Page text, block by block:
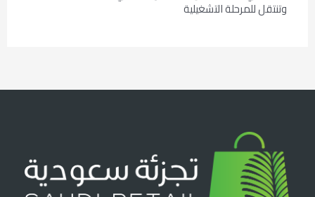
وتنتقل للمرحلة التشغيلية